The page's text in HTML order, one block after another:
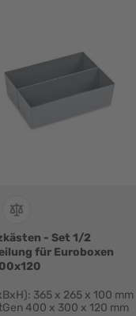
- Set 1/2
für Euroboxen
365 x 265 x 100 mm |
400 x 300 x 120 mm